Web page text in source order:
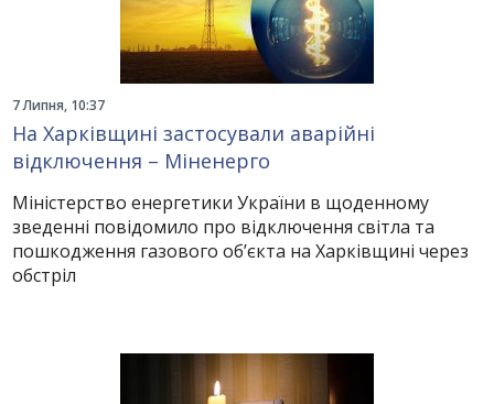
7 Липня, 10:37
На Харківщині застосували аварійні
відключення – Міненерго
Міністерство енергетики України в щоденному
зведенні повідомило про відключення світла та
пошкодження газового об’єкта на Харківщині через
обстріл